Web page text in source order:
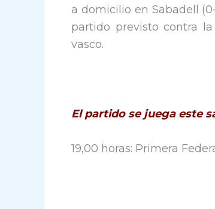
a domicilio en Sabadell
partido previsto contra
vasco.
El partido se juega este
19,00 horas: Primera